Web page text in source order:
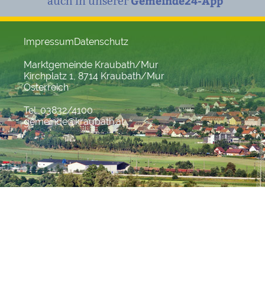
ImpressumDatenschutz
Marktgemeinde Kraubath/Mur
Kirchplatz 1, 8714 Kraubath/Mur
Österreich
Tel. 03832/4100
gemeinde@kraubath.at